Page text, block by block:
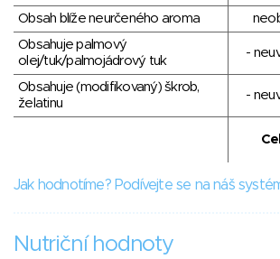
Obsah blíže neurčeného aroma
Obsahuje palmový
olej/tuk/palmojádrový tuk
-
Obsahuje (modifikovaný) škrob,
želatinu
-
Jak hodnotíme? Podívejte se na náš
Nutriční hodnoty